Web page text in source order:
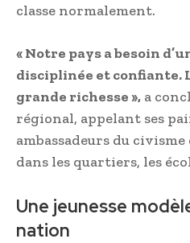
classe normalement.
« Notre pays a besoin
disciplinée et confiante.
grande richesse », a
régional, appelant ses
ambassadeurs du
dans les quartiers, les
Une jeunesse
nation